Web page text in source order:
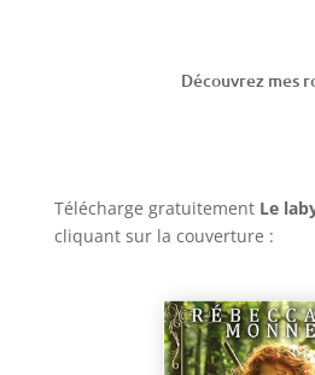
Découvrez mes
Télécharge gratuitement Le
cliquant sur la couverture :